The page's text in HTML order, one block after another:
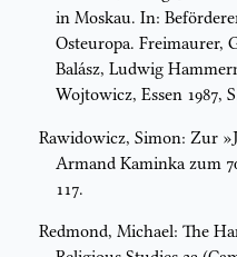
in Moskau. In:
Osteuropa. Freimaurer,
Balász, Ludwig
Wojtowicz, Essen 1987,
Rawidowicz, Simon: Zur
Armand Kaminka zum
117.
Redmond, Michael: The